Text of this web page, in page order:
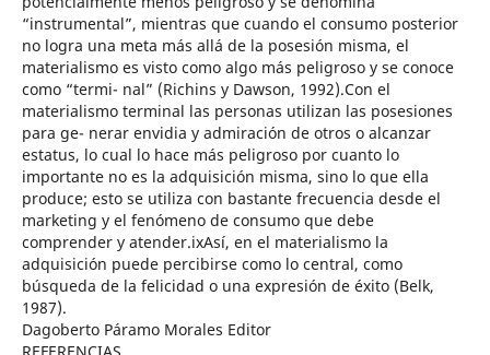
“instrumental”, mientras que cuando el consumo posterior
no logra una meta más allá de la posesión misma, el
materialismo es visto como algo más peligroso y se conoce
como “termi- nal” (Richins y Dawson, 1992).Con el
materialismo terminal las personas utilizan las posesiones
para ge- nerar envidia y admiración de otros o alcanzar
estatus, lo cual lo hace más peligroso por cuanto lo
importante no es la adquisición misma, sino lo que ella
produce; esto se utiliza con bastante frecuencia desde el
marketing y el fenómeno de consumo que debe
comprender y atender.ixAsí, en el materialismo la
adquisición puede percibirse como lo central, como
búsqueda de la felicidad o una expresión de éxito (Belk,
1987).
Dagoberto Páramo Morales Editor